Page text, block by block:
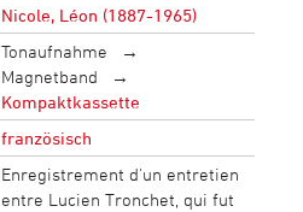
Nicole, Léon (1887-1965)
Tonaufnahme
Magnetband
Kompaktkassette
französisch
Enregistrement d'un entretien
entre Lucien Tronchet, qui fut